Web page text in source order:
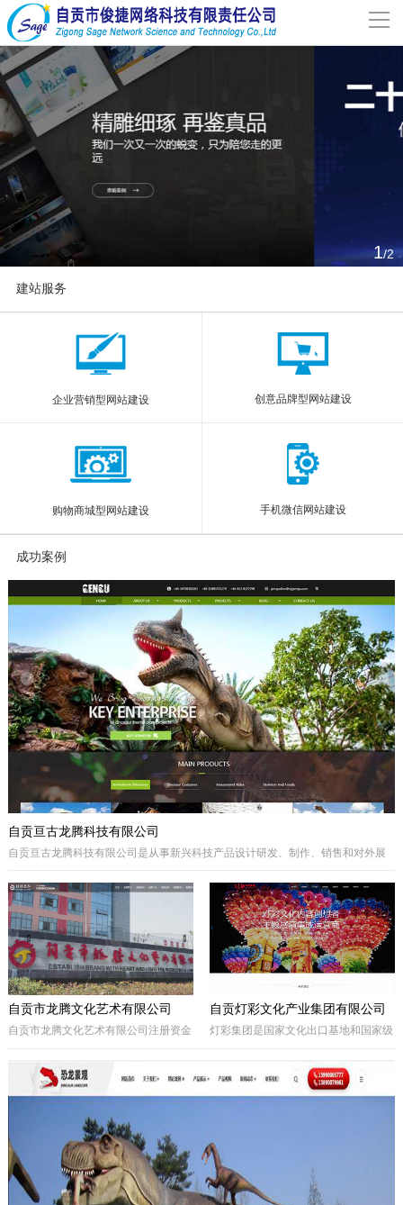
导
关于我们
解决方案
新闻动态
1/2
建站服务
企业营销型网站建设 创意品牌型网站建设
购物商城型网站建设 手机微信网站建设
成功案例
More
自贡亘古龙腾科技有限公司
自贡亘古龙腾科技有限公司是从事新兴科技产品设计研发、制作、销售和对外展
架、仿真远古植物、埋藏挖掘现场和行走恐龙服等仿真产品，现已成为行业内的
领军企业。
自贡灯彩文化产业集团有限公司
灯彩集团是国家文化出口基地和国家级
企业，集团子公司新亚彩灯是连续多年
由中央五部委联合授予的国家文化出口
州、安徽、甘肃、加拿大、美国等多个
控股合作团队。集团从…
自贡市龙腾文化艺术有限公司
自贡市龙腾文化艺术有限公司注册资金
之乡、中国灯城”美誉的四川省自贡
市。拥有“占地100余亩的中国彩灯仿真
司从事彩灯艺术工程、彩车彩船巡游工
程、趣味式景观游乐器具、景观雕塑工
程、城市文化符号美化亮化工程，以及
仿真恐龙、仿真动植物、化石制作和演